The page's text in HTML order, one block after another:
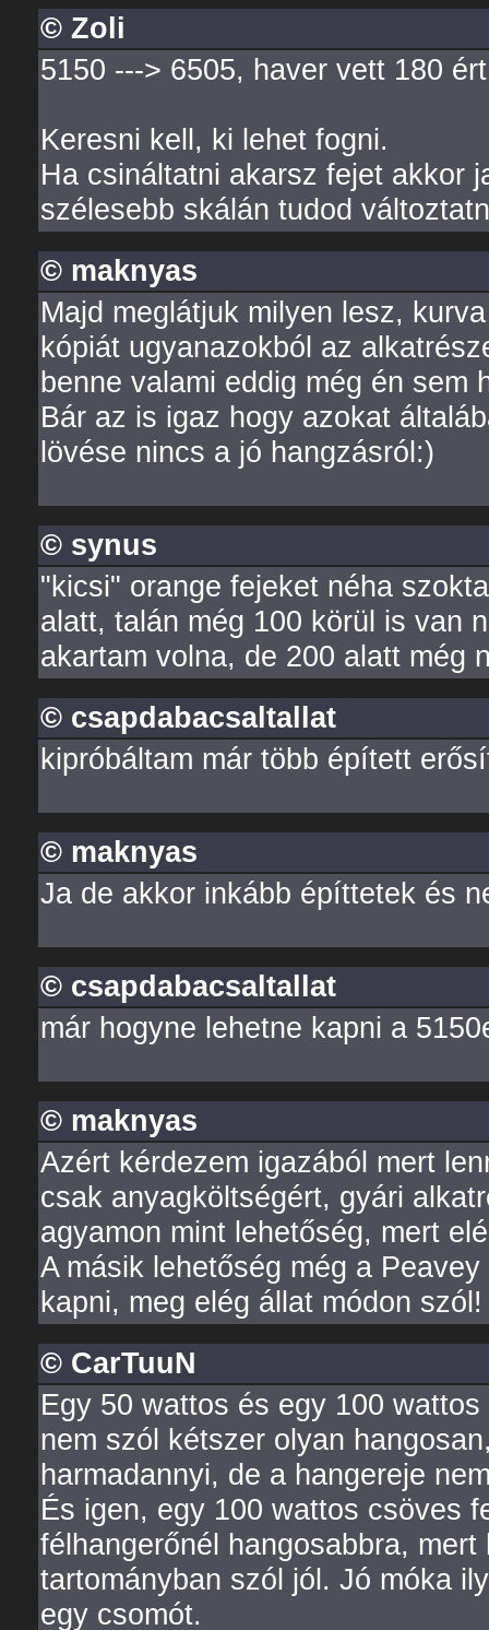
© Zoli
5150 ---> 6505, haver vett 180
Keresni kell, ki lehet fogni.
Ha csináltatni akarsz fejet akkor
szélesebb skálán tudod
© maknyas
Majd meglátjuk milyen lesz,
kópiát ugyanazokból az
benne valami eddig még én sem
Bár az is igaz hogy azokat
lövése nincs a jó hangzásról:)
© synus
"kicsi" orange fejeket néha
alatt, talán még 100 körül is van
akartam volna, de 200 alatt még
© csapdabacsaltallat
kipróbáltam már több épített
© maknyas
Ja de akkor inkább építtetek és
© csapdabacsaltallat
már hogyne lehetne kapni a
© maknyas
Azért kérdezem igazából mert
csak anyagköltségért, gyári
agyamon mint lehetőség, mert
A másik lehetőség még a
kapni, meg elég állat módon szól!
© CarTuuN
Egy 50 wattos és egy 100
nem szól kétszer olyan
harmadannyi, de a hangereje
És igen, egy 100 wattos csöves
félhangerőnél hangosabbra,
tartományban szól jól. Jó móka
egy csomót.